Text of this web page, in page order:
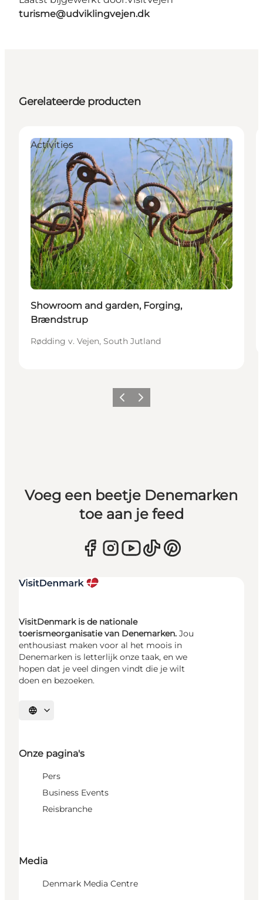
turisme@udviklingvejen.dk
Gerelateerde producten
Activities
Showroom and garden, Forging,
Brændstrup
Rødding v. Vejen, South Jutland
Vorige Volgende
Voeg een beetje Denemarken
toe aan je feed
VisitDenmark is de nationale
toerismeorganisatie van Denemarken. Jou
enthousiast maken voor al het moois in
Denemarken is letterlijk onze taak, en we
hopen dat je veel dingen vindt die je wilt
doen en bezoeken.
Selecteer taal
Onze pagina's
Pers
Business Events
Reisbranche
Media
Denmark Media Centre